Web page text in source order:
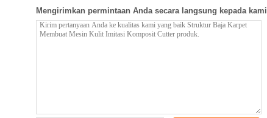
Mengirimkan permintaan Anda secara langsung kepada kami